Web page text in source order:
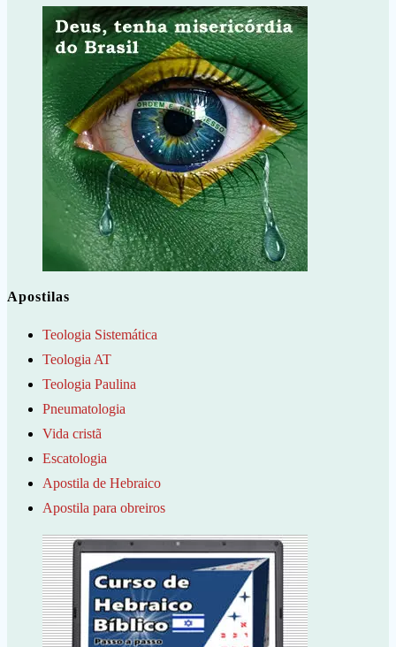
Apostilas
Teologia Sistemática
Teologia AT
Teologia Paulina
Pneumatologia
Vida cristã
Escatologia
Apostila de Hebraico
Apostila para obreiros